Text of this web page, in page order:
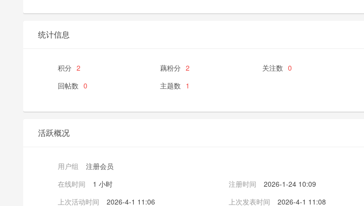
统计信息
积分 2 藕粉分 2 关注数 0
回帖数 0 主题数 1
活跃概况
用户组
注册会员
在线时间
1 小时 注册时间 2026-1-24 10:09
上次活动时间
2026-4-1 11:06 上次发表时间 2026-4-1 11:08